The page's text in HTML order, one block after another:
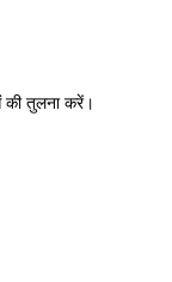
की तुलना करें।